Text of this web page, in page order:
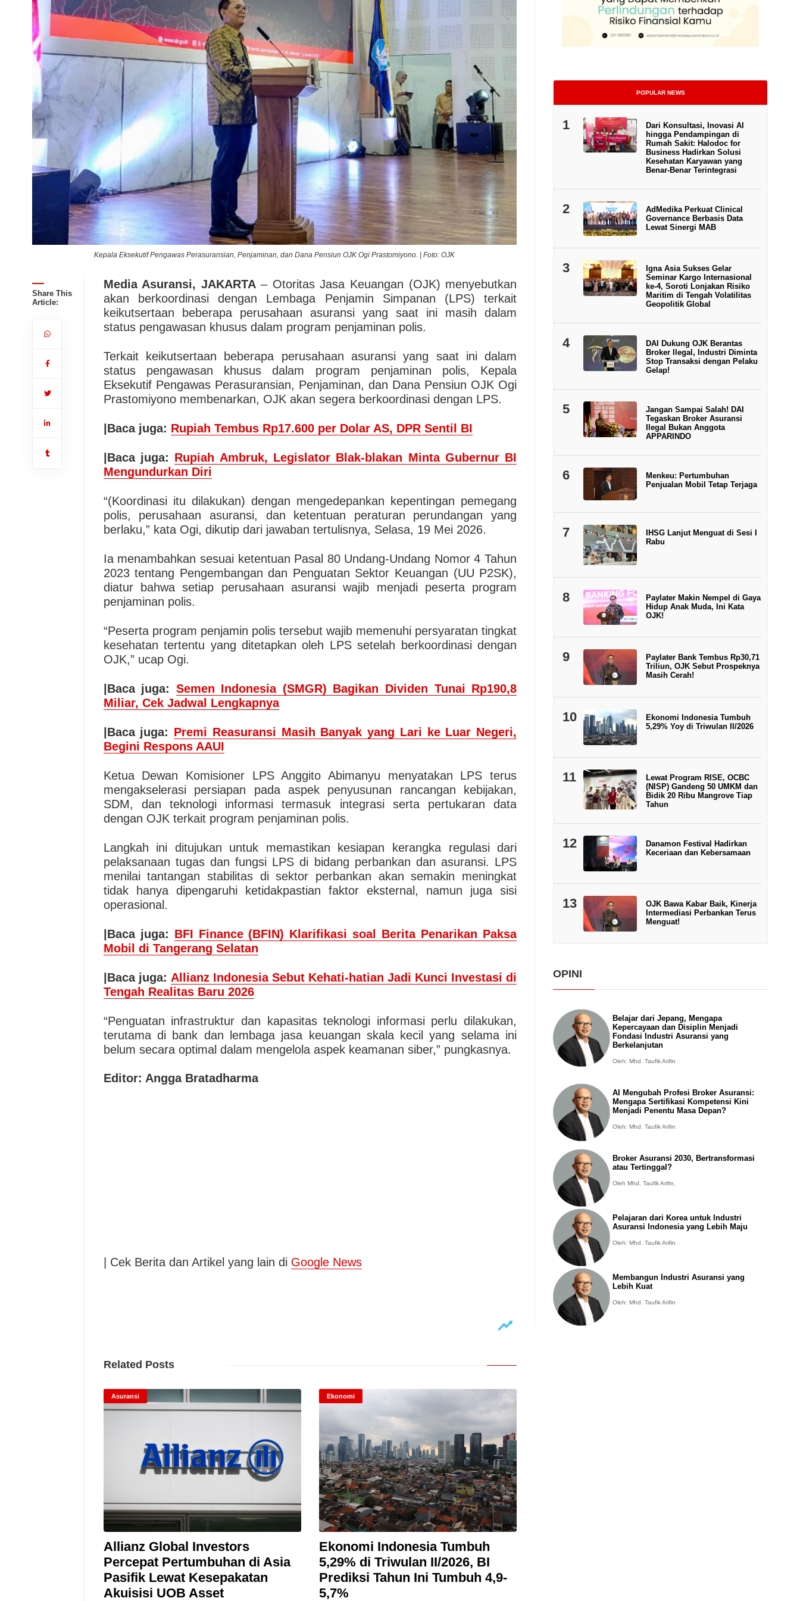
Kepala Eksekutif Pengawas Perasuransian, Penjaminan, dan Dana Pensiun OJK Ogi Prastomiyono. | Foto: OJK
Share This
Article:
Media Asuransi, JAKARTA– Otoritas Jasa Keuangan (OJK) menyebutkan
akan berkoordinasi dengan Lembaga Penjamin Simpanan (LPS) terkait
keikutsertaan beberapa perusahaan asuransi yang saat ini masih dalam
status pengawasan khusus dalam program penjaminan polis.
Terkait keikutsertaan beberapa perusahaan asuransi yang saat ini dalam
status pengawasan khusus dalam program penjaminan polis, Kepala
Eksekutif Pengawas Perasuransian, Penjaminan, dan Dana Pensiun OJK Ogi
Prastomiyono membenarkan, OJK akan segera berkoordinasi dengan LPS.
|Baca juga: Rupiah Tembus Rp17.600 per Dolar AS, DPR Sentil BI
|Baca juga: Rupiah Ambruk, Legislator Blak-blakan Minta Gubernur BI
Mengundurkan Diri
“(Koordinasi itu dilakukan) dengan mengedepankan kepentingan pemegang
polis, perusahaan asuransi, dan ketentuan peraturan perundangan yang
berlaku,” kata Ogi, dikutip dari jawaban tertulisnya, Selasa, 19 Mei 2026.
Ia menambahkan sesuai ketentuan Pasal 80 Undang-Undang Nomor 4 Tahun
2023 tentang Pengembangan dan Penguatan Sektor Keuangan (UU P2SK),
diatur bahwa setiap perusahaan asuransi wajib menjadi peserta program
penjaminan polis.
“Peserta program penjamin polis tersebut wajib memenuhi persyaratan tingkat
kesehatan tertentu yang ditetapkan oleh LPS setelah berkoordinasi dengan
OJK,” ucap Ogi.
|Baca juga: Semen Indonesia (SMGR) Bagikan Dividen Tunai Rp190,8
Miliar, Cek Jadwal Lengkapnya
|Baca juga: Premi Reasuransi Masih Banyak yang Lari ke Luar Negeri,
Begini Respons AAUI
Ketua Dewan Komisioner LPS Anggito Abimanyu menyatakan LPS terus
mengakselerasi persiapan pada aspek penyusunan rancangan kebijakan,
SDM, dan teknologi informasi termasuk integrasi serta pertukaran data
dengan OJK terkait program penjaminan polis.
Langkah ini ditujukan untuk memastikan kesiapan kerangka regulasi dari
pelaksanaan tugas dan fungsi LPS di bidang perbankan dan asuransi. LPS
menilai tantangan stabilitas di sektor perbankan akan semakin meningkat
tidak hanya dipengaruhi ketidakpastian faktor eksternal, namun juga sisi
operasional.
|Baca juga: BFI Finance (BFIN) Klarifikasi soal Berita Penarikan Paksa
Mobil di Tangerang Selatan
|Baca juga: Allianz Indonesia Sebut Kehati-hatian Jadi Kunci Investasi di
Tengah Realitas Baru 2026
“Penguatan infrastruktur dan kapasitas teknologi informasi perlu dilakukan,
terutama di bank dan lembaga jasa keuangan skala kecil yang selama ini
belum secara optimal dalam mengelola aspek keamanan siber,” pungkasnya.
Editor: Angga Bratadharma
| Cek Berita dan Artikel yang lain di Google News
Related Posts
Asuransi
Allianz Global Investors
Percepat Pertumbuhan di Asia
Pasifik Lewat Kesepakatan
Akuisisi UOB Asset
Ekonomi
Ekonomi Indonesia Tumbuh
5,29% di Triwulan II/2026, BI
Prediksi Tahun Ini Tumbuh 4,9-
5,7%
POPULAR NEWS
1
Dari Konsultasi, Inovasi AI
hingga Pendampingan di
Rumah Sakit: Halodoc for
Business Hadirkan Solusi
Kesehatan Karyawan yang
Benar-Benar Terintegrasi
2
AdMedika Perkuat Clinical
Governance Berbasis Data
Lewat Sinergi MAB
3
Igna Asia Sukses Gelar
Seminar Kargo Internasional
ke-4, Soroti Lonjakan Risiko
Maritim di Tengah Volatilitas
Geopolitik Global
4
DAI Dukung OJK Berantas
Broker Ilegal, Industri Diminta
Stop Transaksi dengan Pelaku
Gelap!
5
Jangan Sampai Salah! DAI
Tegaskan Broker Asuransi
Ilegal Bukan Anggota
APPARINDO
6
Menkeu: Pertumbuhan
Penjualan Mobil Tetap Terjaga
7
IHSG Lanjut Menguat di Sesi I
Rabu
8
Paylater Makin Nempel di Gaya
Hidup Anak Muda, Ini Kata
OJK!
9
Paylater Bank Tembus Rp30,71
Triliun, OJK Sebut Prospeknya
Masih Cerah!
10
Ekonomi Indonesia Tumbuh
5,29% Yoy di Triwulan II/2026
11
Lewat Program RISE, OCBC
(NISP) Gandeng 50 UMKM dan
Bidik 20 Ribu Mangrove Tiap
Tahun
12
Danamon Festival Hadirkan
Keceriaan dan Kebersamaan
13
OJK Bawa Kabar Baik, Kinerja
Intermediasi Perbankan Terus
Menguat!
OPINI
Belajar dari Jepang, Mengapa
Kepercayaan dan Disiplin Menjadi
Fondasi Industri Asuransi yang
Berkelanjutan
Oleh: Mhd. Taufik Arifin
AI Mengubah Profesi Broker Asuransi:
Mengapa Sertifikasi Kompetensi Kini
Menjadi Penentu Masa Depan?
Oleh: Mhd. Taufik Arifin
Broker Asuransi 2030, Bertransformasi
atau Tertinggal?
Oleh Mhd. Taufik Arifin,
Pelajaran dari Korea untuk Industri
Asuransi Indonesia yang Lebih Maju
Oleh: Mhd. Taufik Arifin
Membangun Industri Asuransi yang
Lebih Kuat
Oleh: Mhd. Taufik Arifin